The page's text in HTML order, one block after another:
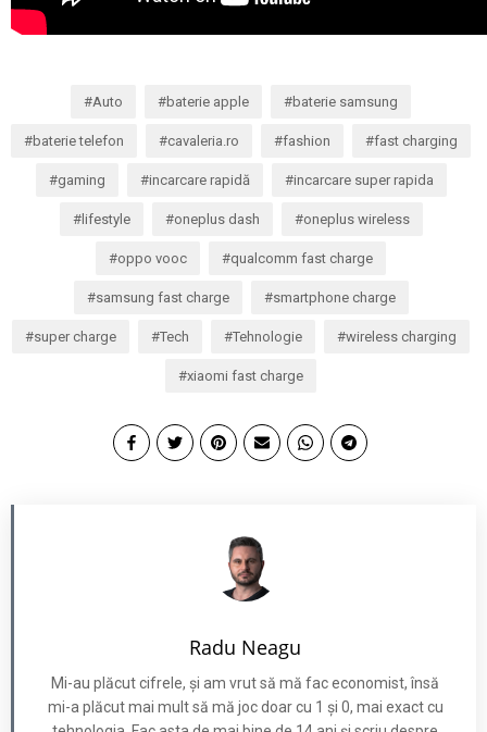
Auto baterie apple baterie samsung
baterie telefon cavaleria.ro fashion fast charging
gaming incarcare rapidă incarcare super rapida
lifestyle oneplus dash oneplus wireless
oppo vooc qualcomm fast charge
samsung fast charge smartphone charge
super charge Tech Tehnologie wireless charging
xiaomi fast charge
Radu Neagu
Mi-au plăcut cifrele, și am vrut să mă fac economist, însă
mi-a plăcut mai mult să mă joc doar cu 1 și 0, mai exact cu